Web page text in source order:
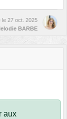
le 27 oct. 2025
BARBE
aux